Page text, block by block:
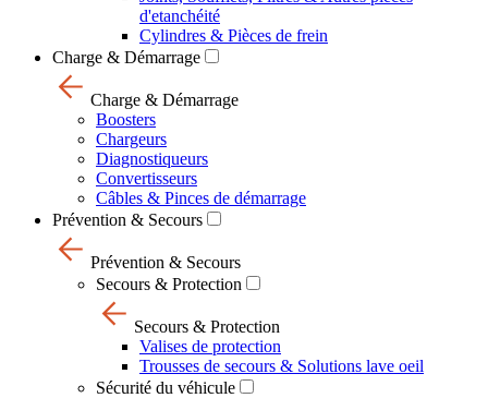
d'etanchéité
Cylindres & Pièces de frein
Charge & Démarrage
Charge & Démarrage
Boosters
Chargeurs
Diagnostiqueurs
Convertisseurs
Câbles & Pinces de démarrage
Prévention & Secours
Prévention & Secours
Secours & Protection
Secours & Protection
Valises de protection
Trousses de secours & Solutions lave oeil
Sécurité du véhicule